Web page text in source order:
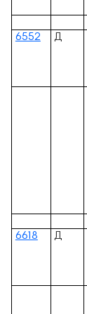
6552 Д
6618 Д